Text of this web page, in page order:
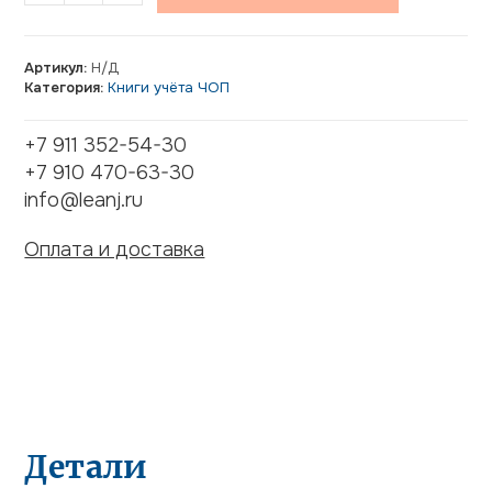
Артикул:Н/Д
Категория:Книги учёта ЧОП
+7 911 352-54-30
+7 910 470-63-30
info@leanj.ru
Оплата и доставка
Детали